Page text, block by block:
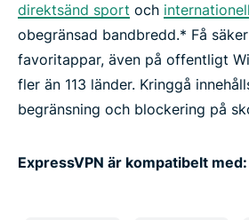
Så skaffar du ett VPN
Börja streama med ExpressVPN
direktsänd sport och
obegränsad bandbredd.* Få
favoritappar, även på offentligt
fler än 113 länder. Kringgå
begränsning och blockering på
ExpressVPN är kompatibelt med: